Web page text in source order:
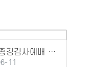
2026년 봄학기 교회음악과정 종강감사예배 및 수료식, 감사패 증정...
11